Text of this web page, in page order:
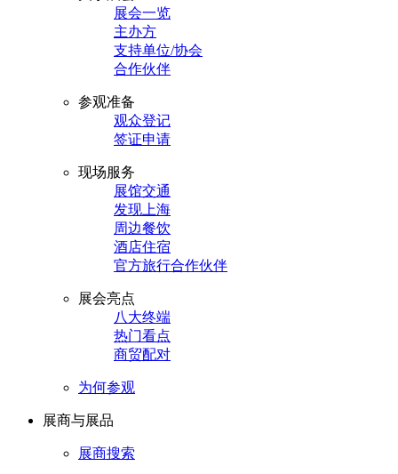
展会一览
主办方
支持单位/协会
合作伙伴
参观准备
观众登记
签证申请
现场服务
展馆交通
发现上海
周边餐饮
酒店住宿
官方旅行合作伙伴
展会亮点
八大终端
热门看点
商贸配对
为何参观
展商与展品
展商搜索